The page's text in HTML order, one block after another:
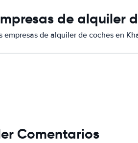
de alquiler
de alquiler de coches en
Comentarios